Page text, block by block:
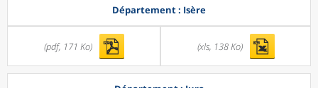
Département : Isère
(pdf, 171 Ko) (xls, 138 Ko)